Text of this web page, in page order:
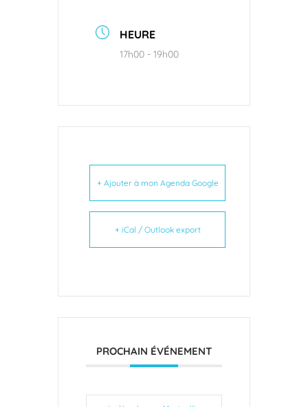
HEURE
17h00 - 19h00
+ Ajouter à mon Agenda Google
+ iCal / Outlook export
PROCHAIN ÉVÉNEMENT